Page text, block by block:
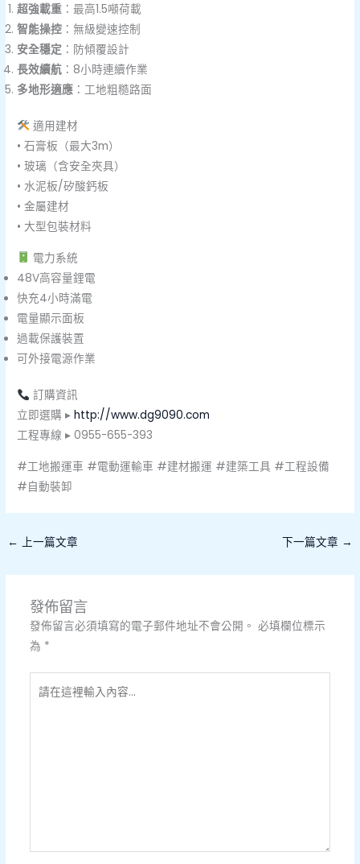
超強載重 ：最高1.5噸荷載
智能操控 ：無級變速控制
安全穩定 ：防傾覆設計
長效續航 ：8小時連續作業
多地形適應 ：工地粗糙路面
適用建材
• 石膏板（最大3m）
• 玻璃（含安全夾具）
• 水泥板/矽酸鈣板
• 金屬建材
• 大型包裝材料
電力系統
48V高容量鋰電
快充4小時滿電
電量顯示面板
過載保護裝置
可外接電源作業
訂購資訊
立即選購 ▸http://www.dg9090.com
工程專線 ▸ 0955-655-393
#工地搬運車 #電動運輸車 #建材搬運 #建築工具 #工程設備
#自動裝卸
← 上一篇文章 下一篇文章 →
發佈留言
發佈留言必須填寫的電子郵件地址不會公開。 必填欄位標示
為 *
在